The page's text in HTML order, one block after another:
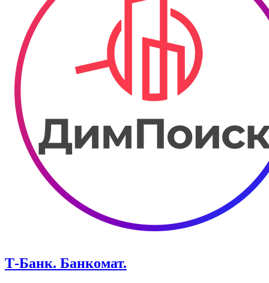
Т-Банк. ​Банкомат.